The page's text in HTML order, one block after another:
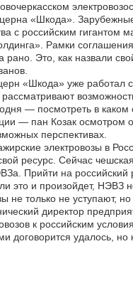
«Шкода».
с российским гигантом
Рамки
рано. Это, как назвали
«Шкода» уже работал с
— посмотреть в
— пан Козак осмотром
перспективах.
электровозы в
ресурс. Сейчас
Прийти на российский
и произойдет, НЭВЗ
не только не уступают,
директор
к российским
удалось, но